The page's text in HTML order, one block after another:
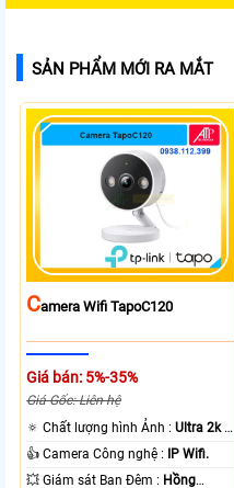
SẢN PHẨM MỚI RA MẮT
CAmera Wifi TapoC120
Giá bán: 5%-35%
Giá Gốc: Liên hệ
🔅 Chất lượng hình Ảnh :Ultra 2k +
.
👍 Camera Công nghệ :
IP Wifi.
💥 Giám sát Ban Đêm : Hồng